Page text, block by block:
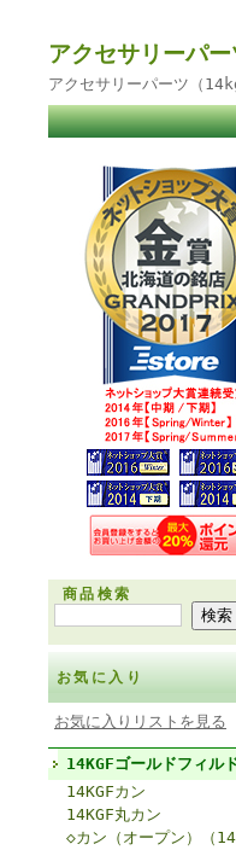
アクセサリーパ
アクセサリーパーツ（
商品検索
お気に入り
お気に入りリストを見る
14KGFゴールドフィル
14KGFカン
14KGF丸カン
◇カン（オープン）（